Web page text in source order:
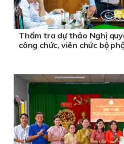
Thẩm tra dự thảo Nghị
công chức, viên chức bộ